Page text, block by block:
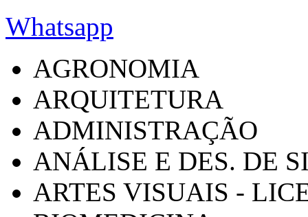
Whatsapp
AGRONOMIA
ARQUITETURA
ADMINISTRAÇÃO
ANÁLISE E DES. DE
ARTES VISUAIS -